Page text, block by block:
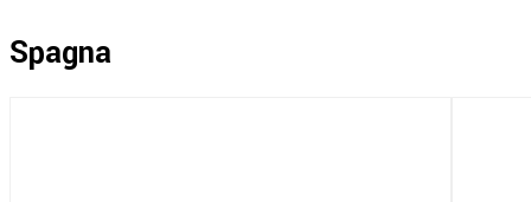
Spagna